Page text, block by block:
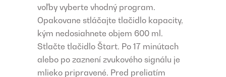
voľby vyberte vhodný program.
Opakovane stláčajte tlačidlo kapacity,
kým nedosiahnete objem 600 ml.
Stlačte tlačidlo Štart. Po 17 minútach
alebo po zaznení zvukového signálu je
mlieko pripravené. Pred preliatím